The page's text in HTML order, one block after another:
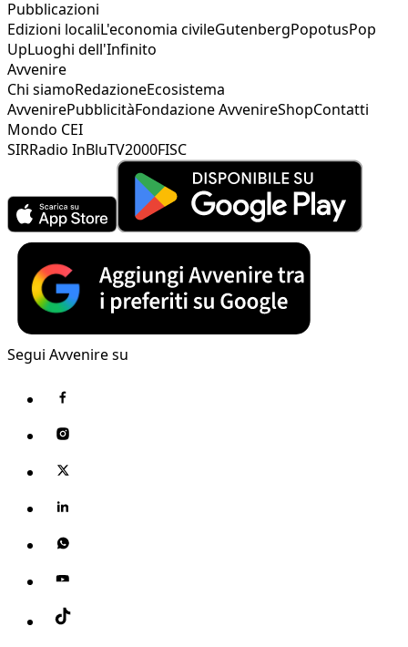
Pubblicazioni
Edizioni localiL'economia civileGutenbergPopotusPop
UpLuoghi dell'Infinito
Avvenire
Chi siamoRedazioneEcosistema
AvvenirePubblicitàFondazione AvvenireShopContatti
Mondo CEI
SIRRadio InBluTV2000FISC
Segui Avvenire su